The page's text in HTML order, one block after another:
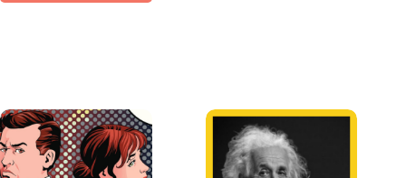
D’INCESTE
DEVRAIT
SAVOIR